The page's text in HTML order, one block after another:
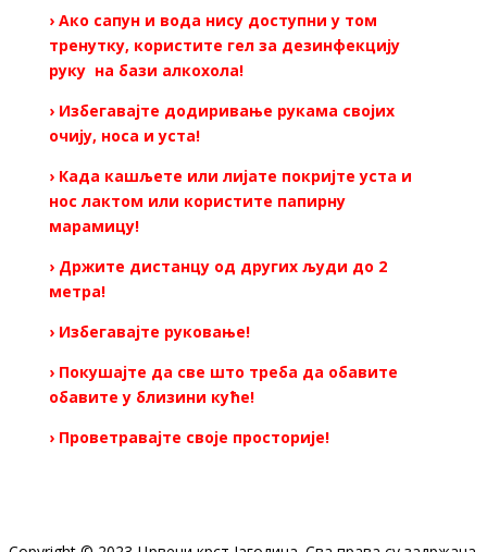
› Ако сапун и вода нису доступни у том
тренутку, користите гел за дезинфекцију
руку на бази алкохола!
› Избегавајте додиривање рукама својих
очију, носа и уста!
› Када кашљете или лијате покријте уста и
нос лактом или користите папирну
марамицу!
› Држите дистанцу од других људи до 2
метра!
› Избегавајте руковање!
› Покушајте да све што треба да обавите
обавите у близини куће!
› Проветравајте своје просторије!